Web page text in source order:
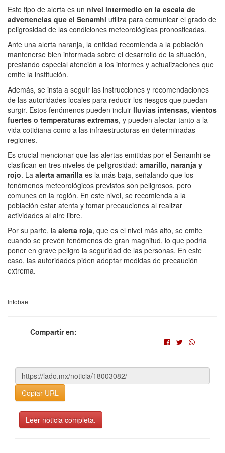
Este tipo de alerta es un nivel intermedio en la escala de
advertencias que el Senamhi utiliza para comunicar el grado de
peligrosidad de las condiciones meteorológicas pronosticadas.
Ante una alerta naranja, la entidad recomienda a la población
mantenerse bien informada sobre el desarrollo de la situación,
prestando especial atención a los informes y actualizaciones que
emite la institución.
Además, se insta a seguir las instrucciones y recomendaciones
de las autoridades locales para reducir los riesgos que puedan
surgir. Estos fenómenos pueden incluir lluvias intensas, vientos
fuertes o temperaturas extremas, y pueden afectar tanto a la
vida cotidiana como a las infraestructuras en determinadas
regiones.
Es crucial mencionar que las alertas emitidas por el Senamhi se
clasifican en tres niveles de peligrosidad: amarillo, naranja y
rojo. La alerta amarilla es la más baja, señalando que los
fenómenos meteorológicos previstos son peligrosos, pero
comunes en la región. En este nivel, se recomienda a la
población estar atenta y tomar precauciones al realizar
actividades al aire libre.
Por su parte, la alerta roja, que es el nivel más alto, se emite
cuando se prevén fenómenos de gran magnitud, lo que podría
poner en grave peligro la seguridad de las personas. En este
caso, las autoridades piden adoptar medidas de precaución
extrema.
Infobae
Compartir en:
Copiar URL
Leer noticia completa.